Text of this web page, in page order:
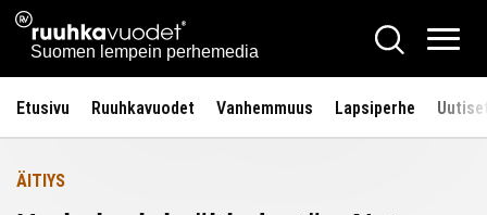
Siirry
sisältöön
Ruuhkavuodet.fi
Suomen lempein perhemedia
Hae
Etusivu Ruuhkavuodet Vanhemmuus Lapsiperhe
Etusivulle
ÄITIYS